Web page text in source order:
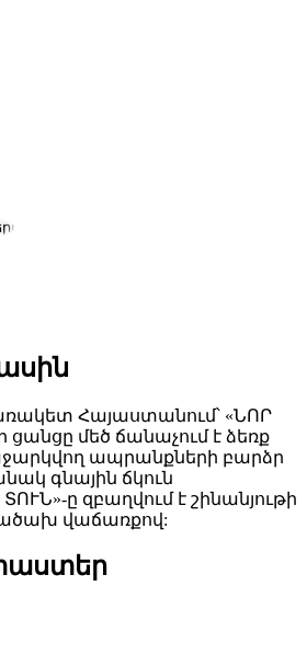
Հայաստանում՝ «ՆՈՐ
ցանցը մեծ ճանաչում է ձեռք
ապրանքների բարձր
գնային ճկուն
ը զբաղվում է շինանյութի
վաճառքով: